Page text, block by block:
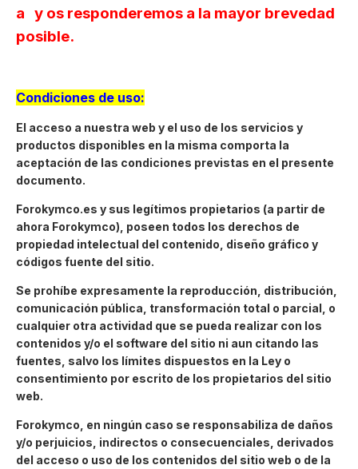
a y os responderemos a la mayor brevedad
posible.
Condiciones de uso:
El acceso a nuestra web y el uso de los servicios y
productos disponibles en la misma comporta la
aceptación de las condiciones previstas en el presente
documento.
Forokymco.es y sus legítimos propietarios (a partir de
ahora Forokymco), poseen todos los derechos de
propiedad intelectual del contenido, diseño gráfico y
códigos fuente del sitio.
Se prohíbe expresamente la reproducción, distribución,
comunicación pública, transformación total o parcial, o
cualquier otra actividad que se pueda realizar con los
contenidos y/o el software del sitio ni aun citando las
fuentes, salvo los límites dispuestos en la Ley o
consentimiento por escrito de los propietarios del sitio
web.
Forokymco, en ningún caso se responsabiliza de daños
y/o perjuicios, indirectos o consecuenciales, derivados
del acceso o uso de los contenidos del sitio web o de la